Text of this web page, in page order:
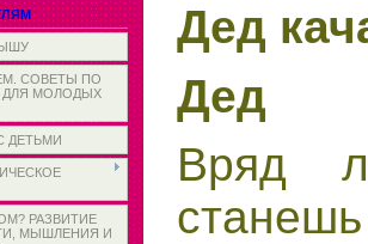
СОВЕТЫ ПО
ДЛЯ МОЛОДЫХ
ДЕТЬМИ
РАЗВИТИЕ
МЫШЛЕНИЯ И
Дед
Дед
Вряд